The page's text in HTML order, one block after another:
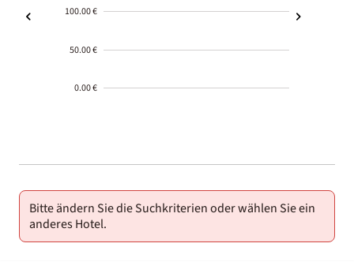
100.00 €
50.00 €
0.00 €
01-02
Bitte ändern Sie die Suchkriterien oder wählen Sie ein
anderes Hotel.